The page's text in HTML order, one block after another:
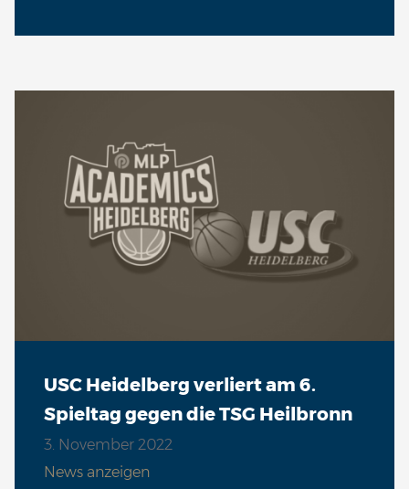
USC Heidelberg verliert am 6.
Spieltag gegen die TSG Heilbronn
3. November 2022
News anzeigen